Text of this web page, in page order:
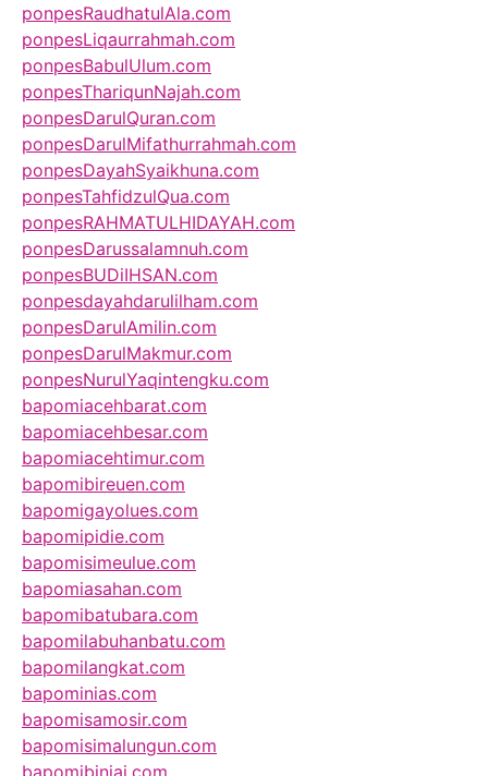
ponpesRaudhatulAla.com
ponpesLiqaurrahmah.com
ponpesBabulUlum.com
ponpesThariqunNajah.com
ponpesDarulQuran.com
ponpesDarulMifathurrahmah.com
ponpesDayahSyaikhuna.com
ponpesTahfidzulQua.com
ponpesRAHMATULHIDAYAH.com
ponpesDarussalamnuh.com
ponpesBUDiIHSAN.com
ponpesdayahdarulilham.com
ponpesDarulAmilin.com
ponpesDarulMakmur.com
ponpesNurulYaqintengku.com
bapomiacehbarat.com
bapomiacehbesar.com
bapomiacehtimur.com
bapomibireuen.com
bapomigayolues.com
bapomipidie.com
bapomisimeulue.com
bapomiasahan.com
bapomibatubara.com
bapomilabuhanbatu.com
bapomilangkat.com
bapominias.com
bapomisamosir.com
bapomisimalungun.com